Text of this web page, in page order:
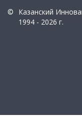
©
Казанский
1994 - 2026 г.